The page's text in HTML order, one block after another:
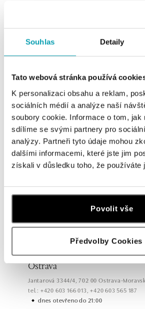
Souhlas Detaily
Tato webová stránka používá
K personalizaci obsahu a reklam,
sociálních médií a analýze naší
soubory cookie. Informace o tom, jak
sdílíme se svými partnery pro
analýzy. Partneři tyto údaje mohou
dalšími informacemi, které jste jim
získali v důsledku toho, že používáte
Povolit vše
Předvolby Cookies
ALO BUTIKY
Navštivte naše butiky
Všechny Česko
ALO diamonds OC Forum
Ostrava
Jantarová 3344/4, 702 00 Ostrava-
tel.: +420 603 166 013, +420 603 565 187
dnes otevřeno do 21:00